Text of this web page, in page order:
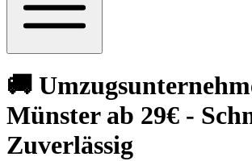
🚚
Münster ab 29€ -
Zuverlässig